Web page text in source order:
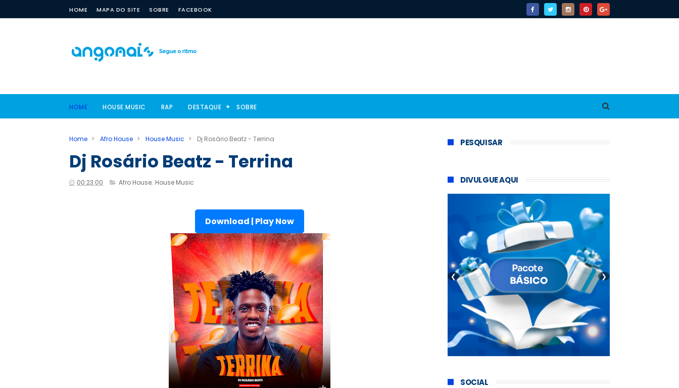
HOME MAPA DO SITE SOBRE FACEBOOK
HOME HOUSE MUSIC RAP DESTAQUE SOBRE
Home > Afro House > House Music > Dj Rosário Beatz - Terrina
Dj Rosário Beatz - Terrina
00:23:00 Afro House, House Music
Download | Play Now
PESQUISAR
DIVULGUE AQUI
❮ ❯
SOCIAL